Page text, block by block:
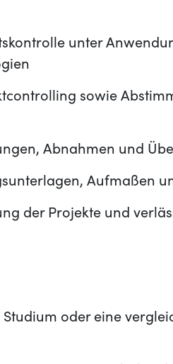
unter
sowie
Abnahmen und
Aufmaßen
der Projekte und
oder eine